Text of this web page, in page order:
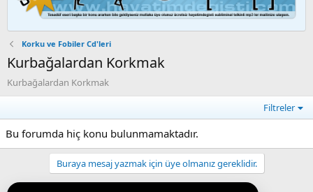
Korku ve Fobiler Cd'leri
Kurbağalardan Korkmak
Kurbağalardan Korkmak
Filtreler
Bu forumda hiç konu bulunmamaktadır.
Buraya mesaj yazmak için üye olmanız gereklidir.